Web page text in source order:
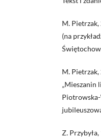
M.
(na
M.
„Mieszanin
Z.